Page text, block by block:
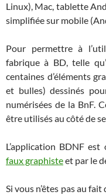
Linux), Mac, tablette
simplifiée sur mobile
Pour permettre à
fabrique à BD, telle
centaines d’éléments
et bulles) dessinés
numérisées de la BnF.
être utilisés au côté de
L’application BDNF
faux graphisteet par le
Si vous n’êtes pas au